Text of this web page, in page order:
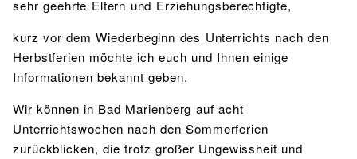
sehr geehrte Eltern und Erziehungsberechtigte,
kurz vor dem Wiederbeginn des Unterrichts nach den
Herbstferien möchte ich euch und Ihnen einige
Informationen bekannt geben.
Wir können in Bad Marienberg auf acht
Unterrichtswochen nach den Sommerferien
zurückblicken, die trotz großer Ungewissheit und